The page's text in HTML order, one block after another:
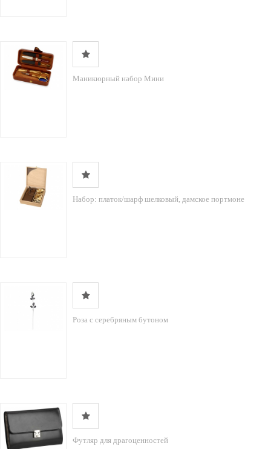
Маникюрный набор Мини
Набор: платок/шарф шелковый, дамское портмоне
Роза с серебряным бутоном
Футляр для драгоценностей